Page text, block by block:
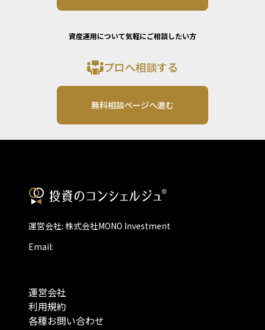
資産運用について気軽にご相談したい方
プロへ相談する
無料相談ページへ進む
運営会社: 株式会社MONO Investment
Email:
運営会社
利用規約
各種お問い合わせ